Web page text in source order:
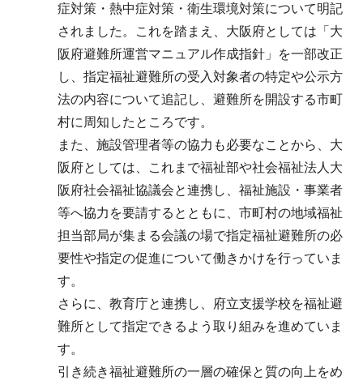
症対策・熱中症対策・衛生環境対策について明記
されました。これを踏まえ、大阪府としては「大
阪府避難所運営マニュアル作成指針」を一部改正
し、指定福祉避難所の受入対象者の特定や公示方
法の内容について追記し、避難所を開設する市町
村に周知したところです。
また、施設管理者等の協力も必要なことから、大
阪府としては、これまで福祉部や社会福祉法人大
阪府社会福祉協議会と連携し、福祉施設・事業者
等へ協力を要請するとともに、市町村の地域福祉
担当部局が集まる会議の場で指定福祉避難所の必
要性や指定の促進について働きかけを行っていま
す。
さらに、教育庁と連携し、府立支援学校を福祉避
難所として指定できるよう取り組みを進めていま
す。
引き続き福祉避難所の一層の確保と質の向上をめ